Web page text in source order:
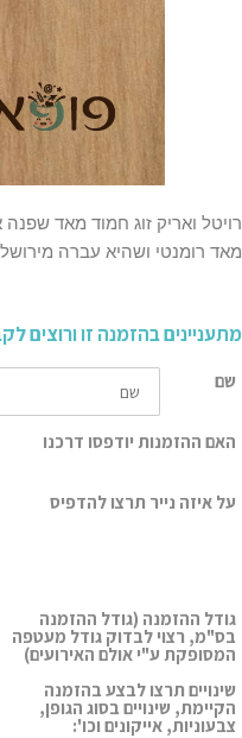
רויטל ואריק זוג חמוד מאד
מאד רומנטי ושהיא עברה
מתעניינים בהזמנה זו
שם
האם ההזמנות יודפסו דרכנו
על איזה נייר תרצו להדפיס
גודל ההזמנה (גודל ההזמנה
בס"מ, רצוי לבדוק גודל מעטפה
המסופקת ע"י אולם האירועים)
שינויים תרצו לבצע בהזמנה
הקיימת, שינויים בסוג הגופן,
צבעוניות, אייקונים וכו':